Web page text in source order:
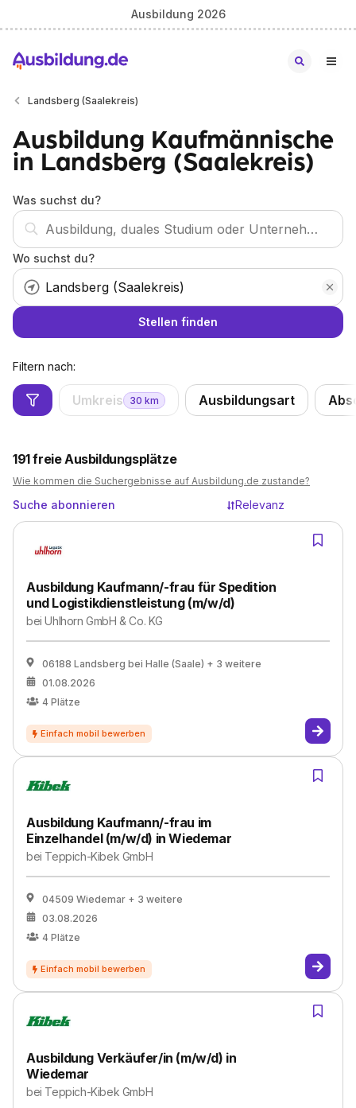
Ausbildung 2026
Landsberg (Saalekreis)
Ausbildung Kaufmännische
in Landsberg (Saalekreis)
Was suchst du?
Wo suchst du?
Stellen finden
Filtern nach:
Umkreis 30 km Ausbildungsart
191freie Ausbildungsplätze
Wie kommen die Suchergebnisse auf Ausbildung.de zustande?
Suche abonnieren Relevanz
Ausbildung Kaufmann/-frau für Spedition
und Logistikdienstleistung (m/w/d)
beiUhlhorn GmbH & Co. KG
06188 Landsberg bei Halle (Saale) + 3 weitere
01.08.2026
4 Plätze
Ausbildung Kaufmann/-frau im
Einzelhandel (m/w/d) in Wiedemar
bei Teppich-Kibek GmbH
04509 Wiedemar + 3 weitere
03.08.2026
4 Plätze
Ausbildung Verkäufer/in (m/w/d) in
Wiedemar
bei Teppich-Kibek GmbH